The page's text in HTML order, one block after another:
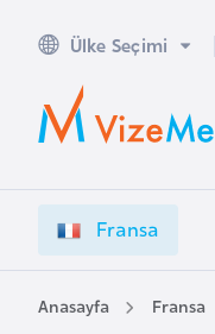
Ülke Seçimi
Fransa
Anasayfa Fransa
A
u
s
a
l